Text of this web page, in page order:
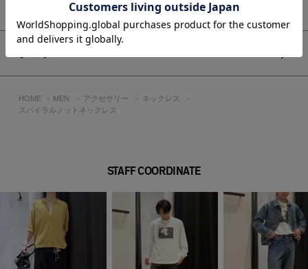
※画像の商品はサンプルです。実際の商品と仕様、加工が若干
異なる場合があります。
※着用、お取り扱いの際は、アテンションタグをご確認くださ
い。
アイテムサイズ
HOME MEN アクセサリー
ネックレス
スパイラルノットネックレス
STAFF COORDINATE